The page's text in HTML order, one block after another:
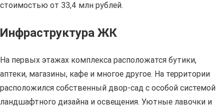
стоимостью от 33,4 млн рублей.
Инфраструктура ЖК
На первых этажах комплекса расположатся бутики,
аптеки, магазины, кафе и многое другое. На территории
расположился собственный двор-сад с особой системой
ландшафтного дизайна и освещения. Уютные лавочки и